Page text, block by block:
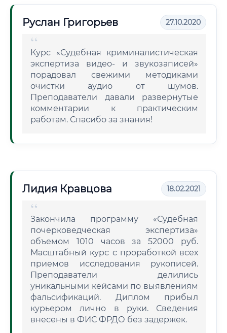
Руслан Григорьев 27.10.2020
Курс «Судебная криминалистическая
экспертиза видео- и звукозаписей»
порадовал свежими методиками
очистки аудио от шумов.
Преподаватели давали развернутые
комментарии к практическим
работам. Спасибо за знания!
Лидия Кравцова 18.02.2021
Закончила программу «Судебная
почерковедческая экспертиза»
объемом 1010 часов за 52000 руб.
Масштабный курс с проработкой всех
приемов исследования рукописей.
Преподаватели делились
уникальными кейсами по выявлениям
фальсификаций. Диплом прибыл
курьером лично в руки. Сведения
внесены в ФИС ФРДО без задержек.